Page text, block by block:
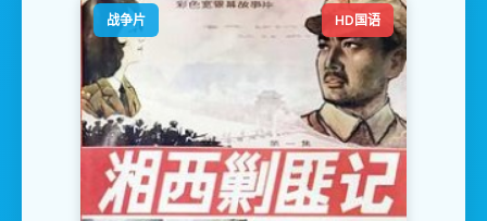
战争片 HD国语